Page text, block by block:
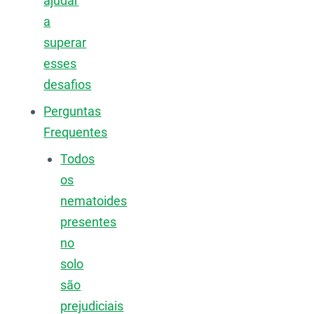
a
superar
esses
desafios
Perguntas
Frequentes
Todos
os
nematoides
presentes
no
solo
são
prejudiciais